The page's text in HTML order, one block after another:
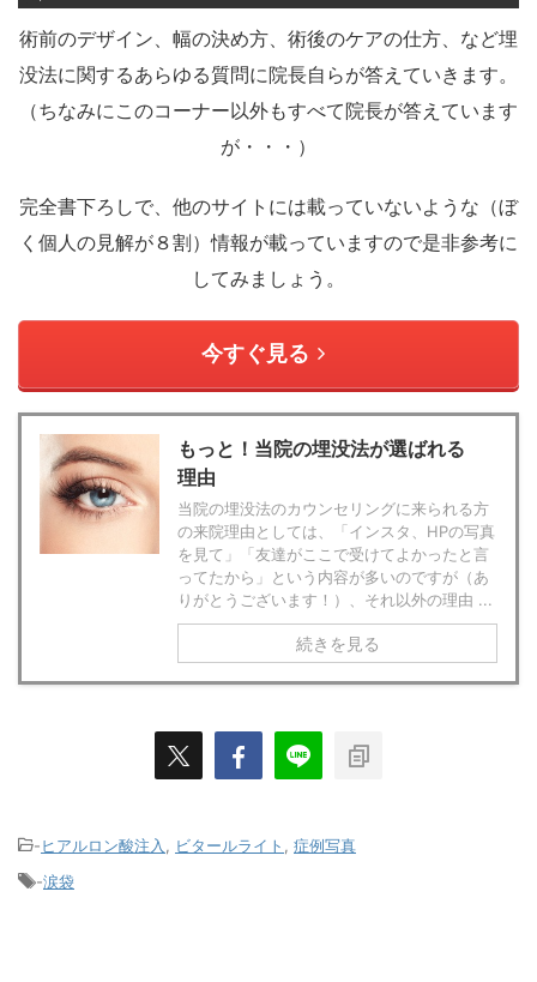
術前のデザイン、幅の決め方、術後のケアの仕方、など埋
没法に関するあらゆる質問に院長自らが答えていきます。
（ちなみにこのコーナー以外もすべて院長が答えています
が・・・）
完全書下ろしで、他のサイトには載っていないような（ぼ
く個人の見解が８割）情報が載っていますので是非参考に
してみましょう。
今すぐ見る
もっと！当院の埋没法が選ばれる
理由
当院の埋没法のカウンセリングに来られる方
の来院理由としては、「インスタ、HPの写真
を見て」「友達がここで受けてよかったと言
ってたから」という内容が多いのですが（あ
りがとうございます！）、それ以外の理由 ...
続きを見る
-ヒアルロン酸注入 ビタールライト
症例写真
-涙袋